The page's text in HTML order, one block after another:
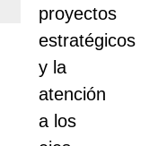
proyectos
estratégicos
y la
atención
a los